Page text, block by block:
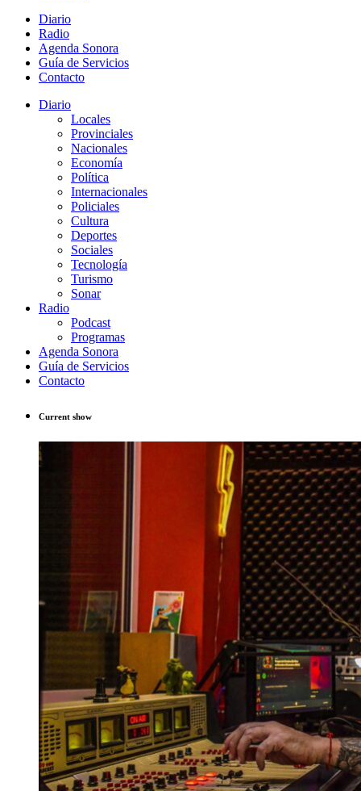
Diario
Radio
Agenda Sonora
Guía de Servicios
Contacto
Diario
Locales
Provinciales
Nacionales
Economía
Política
Internacionales
Policiales
Cultura
Deportes
Sociales
Tecnología
Turismo
Sonar
Radio
Podcast
Programas
Agenda Sonora
Guía de Servicios
Contacto
Current show